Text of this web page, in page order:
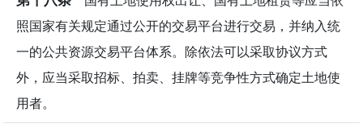
照国家有关规定通过公开的交易平台进行交易，并纳入统
一的公共资源交易平台体系。除依法可以采取协议方式
外，应当采取招标、拍卖、挂牌等竞争性方式确定土地使
用者。